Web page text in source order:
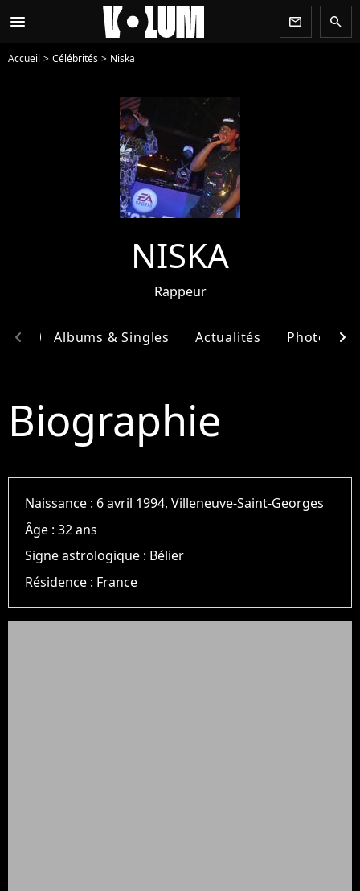
menu newsletter search
Accueil Célébrités Niska
NISKA
Rappeur
Albums & Singles Actualités Photos
chevron_left chevron_right
Biographie
Naissance : 6 avril 1994, Villeneuve-Saint-Georges
Âge :32 ans
Signe astrologique : Bélier
Résidence : France